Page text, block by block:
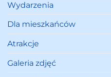
Wydarzenia
Dla mieszkańców
Atrakcje
Galeria zdjęć